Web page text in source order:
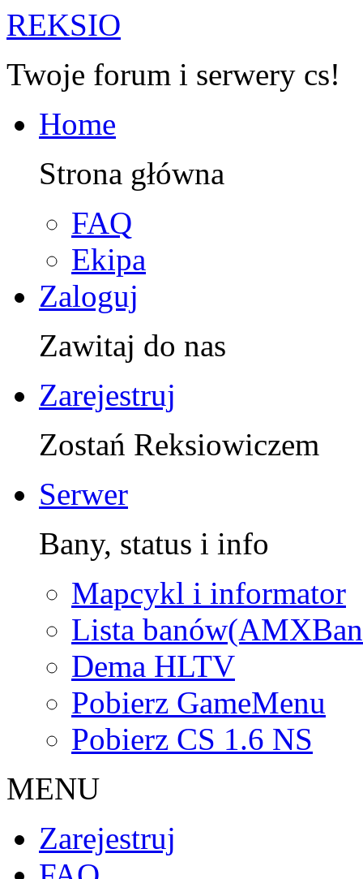
REKSIO
Twoje forum i serwery cs!
Home
Strona główna
FAQ
Ekipa
Zaloguj
Zawitaj do nas
Zarejestruj
Zostań Reksiowiczem
Serwer
Bany, status i info
Mapcykl i informator
Lista
Dema HLTV
Pobierz GameMenu
Pobierz CS 1.6 NS
MENU
Zarejestruj